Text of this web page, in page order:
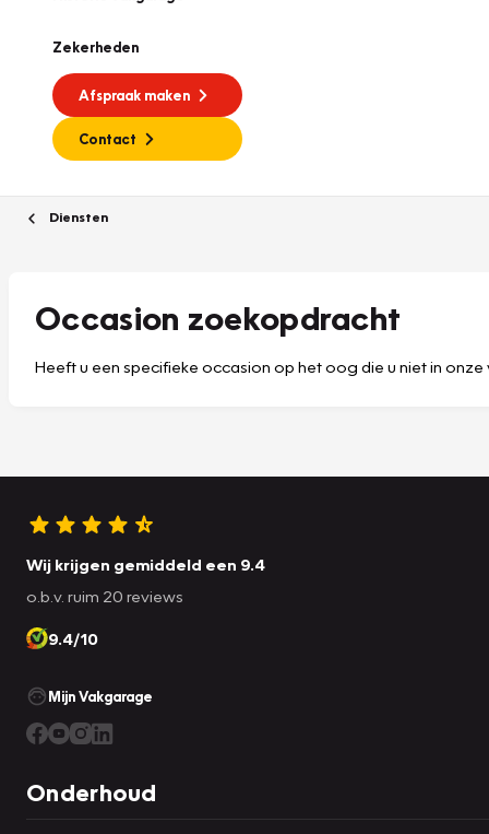
Zekerheden
Afspraak maken
Contact
Diensten
Occasion zoekopdracht
Heeft u een specifieke occasion op het oog die u niet in
Wij krijgen gemiddeld een 9.4
o.b.v. ruim 20 reviews
9.4/10
Mijn Vakgarage
Onderhoud